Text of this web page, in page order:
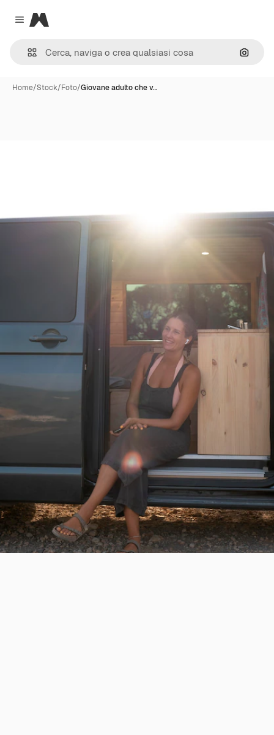
Close menu
Magnific
Cerca
Home/Stock/Foto/Giovane adulto che v…